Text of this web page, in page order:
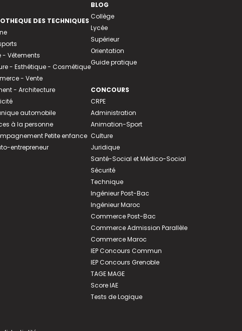
DES TECHNIQUES
- Vêtements
- Esthétique - Cosmétique
- Vente
- Architecture
automobile
à la personne
Petite enfance
entrepreneur
BLOG
Collège
Lycée
Supérieur
Orientation
Guide pratique
CONCOURS
CRPE
Administration
Animation-Sport
Culture
Juridique
Santé-Social et Médico-Social
Sécurité
Technique
Ingénieur Post-Bac
Ingénieur Maroc
Commerce Post-Bac
Commerce Admission Parallèle
Commerce Maroc
IEP Concours Commun
IEP Concours Grenoble
TAGE MAGE
Score IAE
Tests de Logique